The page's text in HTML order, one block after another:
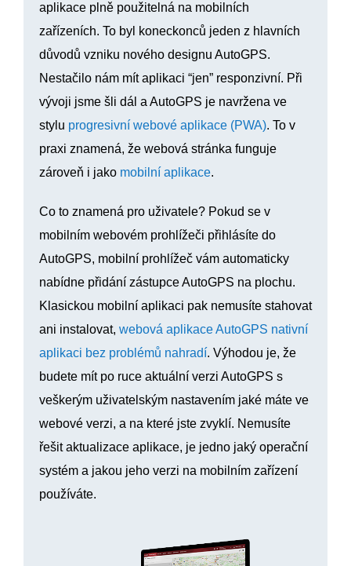
aplikace plně použitelná na mobilních
zařízeních. To byl koneckonců jeden z hlavních
důvodů vzniku nového designu AutoGPS.
Nestačilo nám mít aplikaci “jen” responzivní. Při
vývoji jsme šli dál a AutoGPS je navržena ve
stylu progresivní webové aplikace (PWA). To v
praxi znamená, že webová stránka funguje
zároveň i jako mobilní aplikace.
Co to znamená pro uživatele? Pokud se v
mobilním webovém prohlížeči přihlásíte do
AutoGPS, mobilní prohlížeč vám automaticky
nabídne přidání zástupce AutoGPS na plochu.
Klasickou mobilní aplikaci pak nemusíte stahovat
ani instalovat, webová aplikace AutoGPS nativní
aplikaci bez problémů nahradí. Výhodou je, že
budete mít po ruce aktuální verzi AutoGPS s
veškerým uživatelským nastavením jaké máte ve
webové verzi, a na které jste zvyklí. Nemusíte
řešit aktualizace aplikace, je jedno jaký operační
systém a jakou jeho verzi na mobilním zařízení
používáte.